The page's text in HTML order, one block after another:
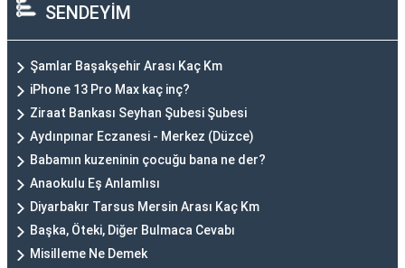
SENDEYİM
Şamlar Başakşehir Arası Kaç Km
iPhone 13 Pro Max kaç inç?
Ziraat Bankası Seyhan Şubesi Şubesi
Aydınpınar Eczanesi - Merkez (Düzce)
Babamın kuzeninin çocuğu bana ne der?
Anaokulu Eş Anlamlısı
Diyarbakır Tarsus Mersin Arası Kaç Km
Başka, Öteki, Diğer Bulmaca Cevabı
Misilleme Ne Demek